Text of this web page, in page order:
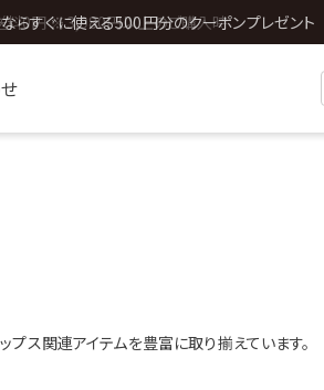
料0円 ※3,980円以上のご購入時
ス関連アイテムを豊富に取り揃えています。